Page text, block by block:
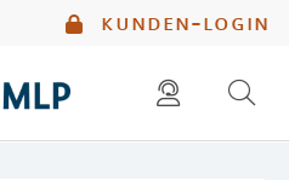
kunden-login